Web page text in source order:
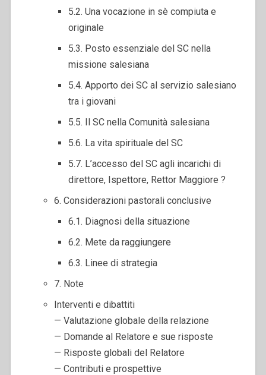
5.2. Una vocazione in sè compiuta e
originale
5.3. Posto essenziale del SC nella
missione salesiana
5.4. Apporto dei SC al servizio salesiano
tra i giovani
5.5. Il SC nella Comunità salesiana
5.6. La vita spirituale del SC
5.7. L’accesso del SC agli incarichi di
direttore, Ispettore, Rettor Maggiore ?
6. Considerazioni pastorali conclusive
6.1. Diagnosi della situazione
6.2. Mete da raggiungere
6.3. Linee di strategia
7. Note
Interventi e dibattiti
— Valutazione globale della relazione
— Domande al Relatore e sue risposte
— Risposte globali del Relatore
— Contributi e prospettive